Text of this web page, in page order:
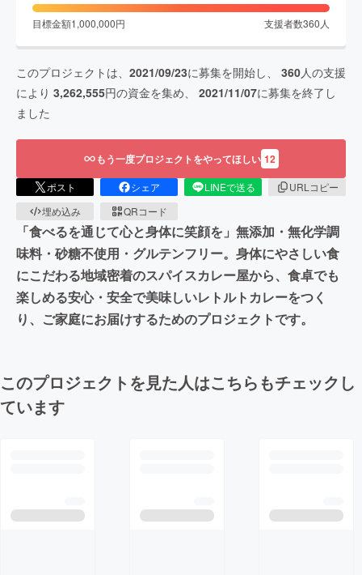
目標金額1,000,000円 支援者数360 人
このプロジェクトは、 2021/09/23に募集を開始し、 360人の支援
により 3,262,555円の資金を集め、 2021/11/07に募集を終了し
ました
もう一度プロジェクトをやってほしい 12
ポスト シェア LINEで送る
URLコピー
埋め込み
QRコード
「食べるを通じて心と身体に笑顔を」無添加・無化学調
味料・砂糖不使用・グルテンフリー。身体にやさしい食
にこだわる地域密着のスパイスカレー屋から、食卓でも
楽しめる安心・安全で美味しいレトルトカレーをつく
り、ご家庭にお届けするためのプロジェクトです。
このプロジェクトを見た人はこちらもチェックし
ています